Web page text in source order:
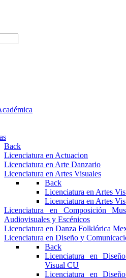
Back
Licenciatura en Actuacion
Licenciatura en Arte Danzario
Licenciatura en Artes Visuales
Back
Licenciatura en Artes
Licenciatura en Artes
Licenciatura en Composición
Audiovisuales y Escénicos
Licenciatura en Danza Folklórica
Licenciatura en Diseño y
Back
Licenciatura en
Visual CU
Licenciatura en